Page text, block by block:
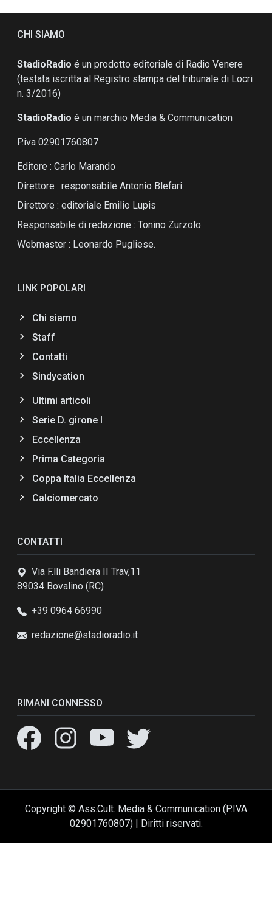
CHI SIAMO
StadioRadio é un prodotto editoriale di Radio Venere
(testata iscritta al Registro stampa del tribunale di Locri
n. 3/2016)
StadioRadio é un marchio Media & Communication
P.iva 02901760807
Editore : Carlo Marando
Direttore : responsabile Antonio Blefari
Direttore : editoriale Emilio Lupis
Responsabile di redazione : Tonino Zurzolo
Webmaster : Leonardo Pugliese.
LINK POPOLARI
Chi siamo
Staff
Contatti
Sindycation
Ultimi articoli
Serie D. girone I
Eccellenza
Prima Categoria
Coppa Italia Eccellenza
Calciomercato
CONTATTI
Via F.lli Bandiera II Trav,11
89034 Bovalino (RC)
+39 0964 66990
redazione@stadioradio.it
RIMANI CONNESSO
Copyright © Ass.Cult. Media & Communication (P.IVA
02901760807) | Diritti riservati.